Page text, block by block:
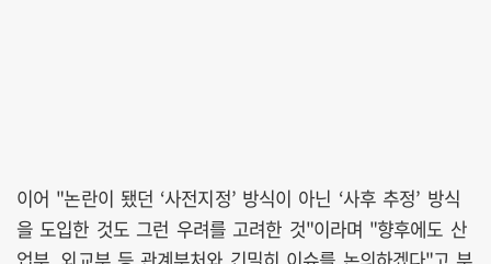
이어 "논란이 됐던 ‘사전지정’ 방식이 아닌 ‘사후 추정’ 방식
을 도입한 것도 그런 우려를 고려한 것"이라며 "향후에도 산